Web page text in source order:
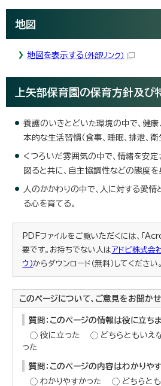
地図
地図を表示する （外部リンク）
上矢部保育園の保育方針及び
養護のいきとどいた環境の中で、健
本的な生活習慣（食事、睡眠、排泄、衛
くつろいだ雰囲気の中で、情緒を安
図ると共に、自主協調性などの態度を
人のかかわりの中で、人に対する愛
る心を育てる。
PDFファイルをご覧いただくには、「
要です。お持ちでない人はアドビ株式会
ウ）からダウンロード（無料）してください。
このページについて、ご意見をお聞か
質問：このページの情報は役に立ち
役に立った
どちらともいえ
った
質問：このページの内容はわかりや
わかりやすかった
どちらと